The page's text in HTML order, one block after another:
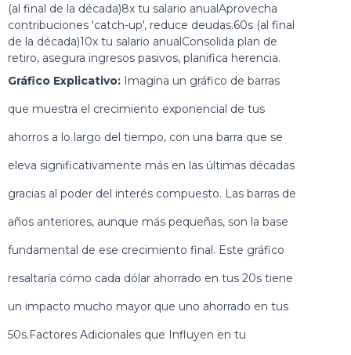
(al final de la década)8x tu salario anualAprovecha
contribuciones 'catch-up', reduce deudas.60s (al final
de la década)10x tu salario anualConsolida plan de
retiro, asegura ingresos pasivos, planifica herencia.
Gráfico Explicativo: Imagina un gráfico de barras
que muestra el crecimiento exponencial de tus
ahorros a lo largo del tiempo, con una barra que se
eleva significativamente más en las últimas décadas
gracias al poder del interés compuesto. Las barras de
años anteriores, aunque más pequeñas, son la base
fundamental de ese crecimiento final. Este gráfico
resaltaría cómo cada dólar ahorrado en tus 20s tiene
un impacto mucho mayor que uno ahorrado en tus
50s.Factores Adicionales que Influyen en tu